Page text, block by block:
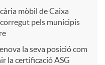
mòbil de Caixa
pels municipis
la seva posició com
la certificació ASG